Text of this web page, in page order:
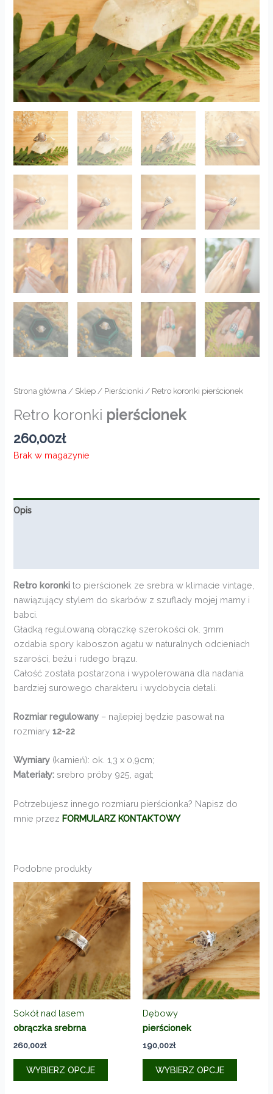
Strona główna/ Sklep/ Pierścionki / Retro koronki pierścionek
Retro koronki pierścionek
260,00zł
Brak w magazynie
Opis
Retro koronki to pierścionek ze srebra w klimacie vintage,
nawiązujący stylem do skarbów z szuflady mojej mamy i
babci.
Gładką regulowaną obrączkę szerokości ok. 3mm
ozdabia spory kaboszon agatu w naturalnych odcieniach
szarości, beżu i rudego brązu.
Całość została postarzona i wypolerowana dla nadania
bardziej surowego charakteru i wydobycia detali.
Rozmiar regulowany – najlepiej będzie pasował na
rozmiary12-22
Wymiary (kamień): ok. 1,3 x 0,9cm;
Materiały: srebro próby 925, agat;
Potrzebujesz innego rozmiaru pierścionka? Napisz do
mnie przezFORMULARZ KONTAKTOWY
Podobne produkty
Sokół nad lasem
obrączka srebrna
260,00zł
WYBIERZ OPCJE
Ten
Dębowy
pierścionek
190,00zł
WYBIERZ OPCJE
Ten